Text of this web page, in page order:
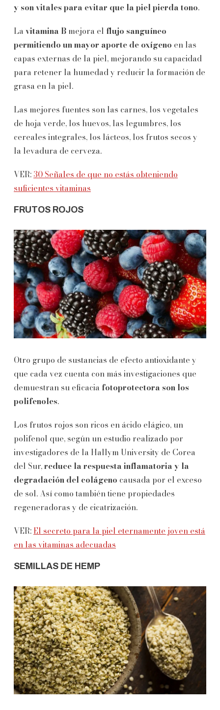
y son vitales para evitar que la piel pierda tono.
La vitamina B mejora el flujo sanguíneo
permitiendo un mayor aporte de oxígeno en las
capas externas de la piel, mejorando su capacidad
para retener la humedad y reducir la formación de
grasa en la piel.
Las mejores fuentes son las carnes, los vegetales
de hoja verde, los huevos, las legumbres, los
cereales integrales, los lácteos, los frutos secos y
la levadura de cerveza.
VER: 30 Señales de que no estás obteniendo
suficientes vitaminas
FRUTOS ROJOS
Otro grupo de sustancias de efecto antioxidante y
que cada vez cuenta con más investigaciones que
demuestran su eficacia fotoprotectora son los
polifenoles.
Los frutos rojos son ricos en ácido elágico, un
polifenol que, según un estudio realizado por
investigadores de la Hallym University de Corea
del Sur,reduce la respuesta inflamatoria y la
degradación del colágeno causada por el exceso
de sol. Así como también tiene propiedades
regeneradoras y de cicatrización.
VER: El secreto para la piel eternamente joven está
en las vitaminas adecuadas
SEMILLAS DE HEMP